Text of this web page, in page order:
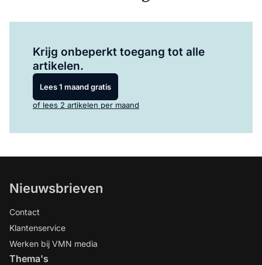
Krijg onbeperkt toegang tot alle
artikelen.
Lees 1 maand gratis
of lees 2 artikelen per maand
Nieuwsbrieven
Contact
Klantenservice
Werken bij VMN media
Thema's